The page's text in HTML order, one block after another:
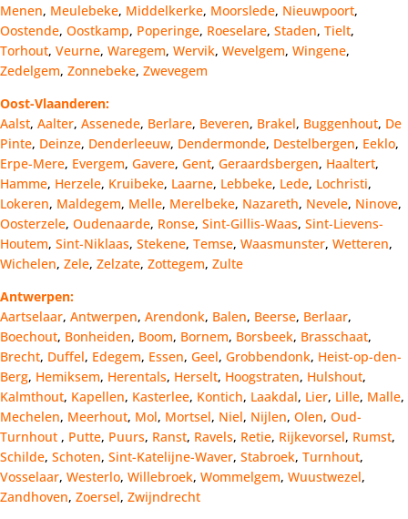
Menen, Meulebeke, Middelkerke, Moorslede, Nieuwpoort,
Oostende, Oostkamp, Poperinge, Roeselare, Staden, Tielt,
Torhout, Veurne, Waregem, Wervik, Wevelgem, Wingene,
Zedelgem, Zonnebeke, Zwevegem
Oost-Vlaanderen:
Aalst, Aalter, Assenede, Berlare, Beveren, Brakel, Buggenhout, De
Pinte, Deinze, Denderleeuw, Dendermonde, Destelbergen, Eeklo,
Erpe-Mere, Evergem, Gavere, Gent, Geraardsbergen, Haaltert,
Hamme, Herzele, Kruibeke, Laarne, Lebbeke, Lede, Lochristi,
Lokeren, Maldegem, Melle, Merelbeke, Nazareth, Nevele, Ninove,
Oosterzele, Oudenaarde, Ronse, Sint-Gillis-Waas, Sint-Lievens-
Houtem, Sint-Niklaas, Stekene, Temse, Waasmunster, Wetteren,
Wichelen, Zele, Zelzate, Zottegem, Zulte
Antwerpen:
Aartselaar, Antwerpen, Arendonk, Balen, Beerse, Berlaar,
Boechout, Bonheiden, Boom, Bornem, Borsbeek, Brasschaat,
Brecht, Duffel, Edegem, Essen, Geel, Grobbendonk, Heist-op-den-
Berg, Hemiksem, Herentals, Herselt, Hoogstraten, Hulshout,
Kalmthout, Kapellen, Kasterlee, Kontich, Laakdal, Lier, Lille, Malle,
Mechelen, Meerhout, Mol, Mortsel, Niel, Nijlen, Olen, Oud-
Turnhout , Putte, Puurs, Ranst, Ravels, Retie, Rijkevorsel, Rumst,
Schilde, Schoten, Sint-Katelijne-Waver, Stabroek, Turnhout,
Vosselaar, Westerlo, Willebroek, Wommelgem, Wuustwezel,
Zandhoven, Zoersel, Zwijndrecht